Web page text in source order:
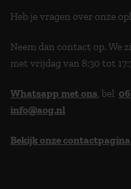
Heb je vragen over onze
Neem dan contact op. We
met vrijdag van 8:30 tot
Whatsapp met ons, bel
info@aog.nl
Bekijk onze contactpagina